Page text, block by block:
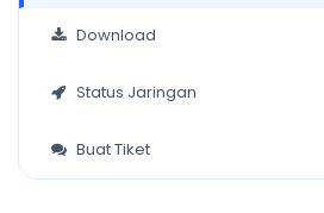
Download
Status Jaringan
Buat Tiket